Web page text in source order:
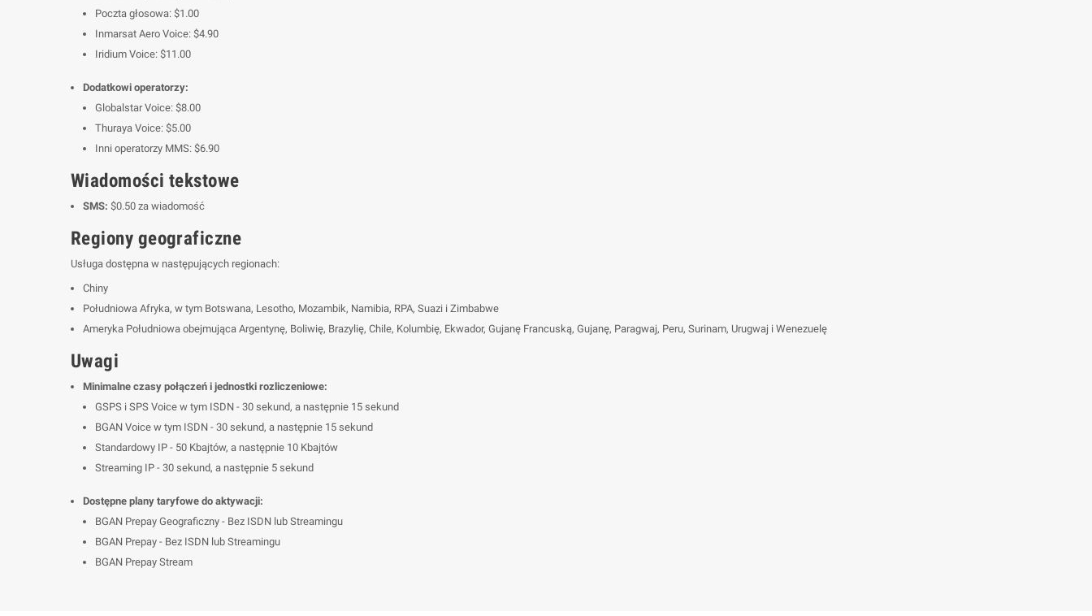
Poczta głosowa: $1.00
Inmarsat Aero Voice: $4.90
Iridium Voice: $11.00
Dodatkowi operatorzy:
Globalstar Voice: $8.00
Thuraya Voice: $5.00
Inni operatorzy MMS: $6.90
Wiadomości tekstowe
SMS: $0.50 za wiadomość
Regiony geograficzne
Usługa dostępna w następujących regionach:
Chiny
Południowa Afryka, w tym Botswana, Lesotho, Mozambik, Namibia, RPA, Suazi i Zimbabwe
Ameryka Południowa obejmująca Argentynę, Boliwię, Brazylię, Chile, Kolumbię, Ekwador, Gujanę Francuską, Gujanę, Paragwaj, Peru, Surinam, Urugwaj i Wenezuelę
Uwagi
Minimalne czasy połączeń i jednostki rozliczeniowe:
GSPS i SPS Voice w tym ISDN - 30 sekund, a następnie 15 sekund
BGAN Voice w tym ISDN - 30 sekund, a następnie 15 sekund
Standardowy IP - 50 Kbajtów, a następnie 10 Kbajtów
Streaming IP - 30 sekund, a następnie 5 sekund
Dostępne plany taryfowe do aktywacji:
BGAN Prepay Geograficzny - Bez ISDN lub Streamingu
BGAN Prepay - Bez ISDN lub Streamingu
BGAN Prepay Stream